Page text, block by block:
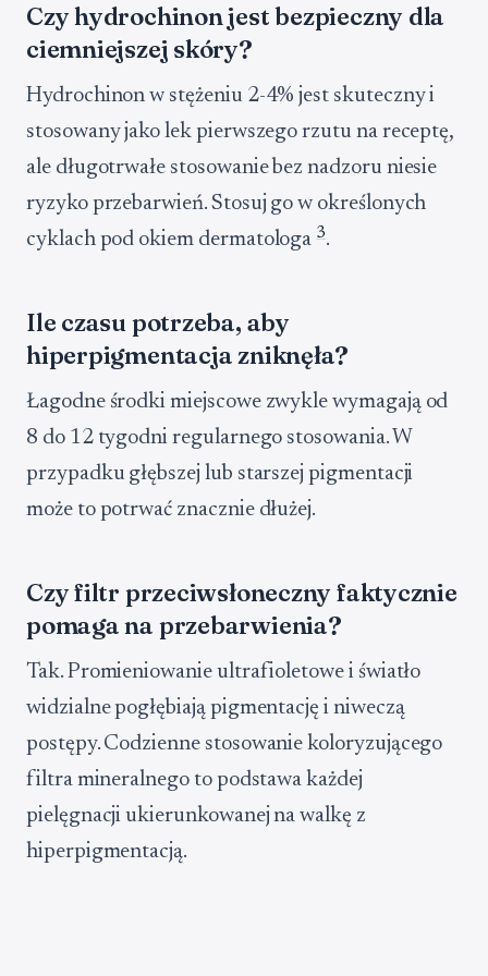
Czy hydrochinon jest bezpieczny dla
ciemniejszej skóry?
Hydrochinon w stężeniu 2-4% jest skuteczny i
stosowany jako lek pierwszego rzutu na receptę,
ale długotrwałe stosowanie bez nadzoru niesie
ryzyko przebarwień. Stosuj go w określonych
cyklach pod okiem dermatologa3.
Ile czasu potrzeba, aby
hiperpigmentacja zniknęła?
Łagodne środki miejscowe zwykle wymagają od
8 do 12 tygodni regularnego stosowania. W
przypadku głębszej lub starszej pigmentacji
może to potrwać znacznie dłużej.
Czy filtr przeciwsłoneczny faktycznie
pomaga na przebarwienia?
Tak. Promieniowanie ultrafioletowe i światło
widzialne pogłębiają pigmentację i niweczą
postępy. Codzienne stosowanie koloryzującego
filtra mineralnego to podstawa każdej
pielęgnacji ukierunkowanej na walkę z
hiperpigmentacją.